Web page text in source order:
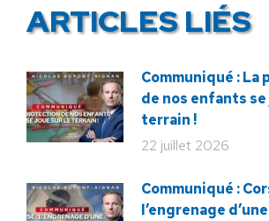
ARTICLES LIÉS
Communiqué :
de nos enfants se
terrain !
22 juillet 2026
Communiqué :
l’engrenage